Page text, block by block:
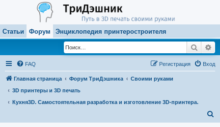
Статьи Форум Энциклопедия принтеростроителя
Поиск
FAQ Вход
Регистрация
Главная страница Форум ТриДэшника
Своими руками
3D принтеры и 3D печать
Кухня3D. Самостоятельная разработка и изготовление 3D-принтера.